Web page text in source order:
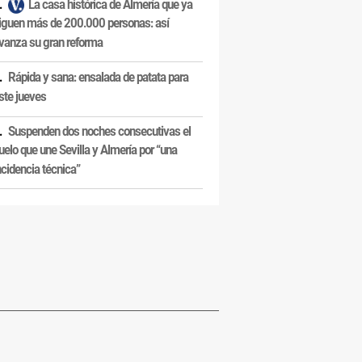
La casa histórica de Almería que ya
más de 200.000 personas: así
su gran reforma
Rápida y sana: ensalada de patata para
jueves
Suspenden dos noches consecutivas el
que une Sevilla y Almería por “una
técnica”